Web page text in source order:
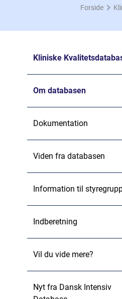
Forside
Kliniske
Om databasen
Dokumentation
Viden fra databasen
Information til
Indberetning
Vil du vide mere?
Nyt fra Dansk Intensiv